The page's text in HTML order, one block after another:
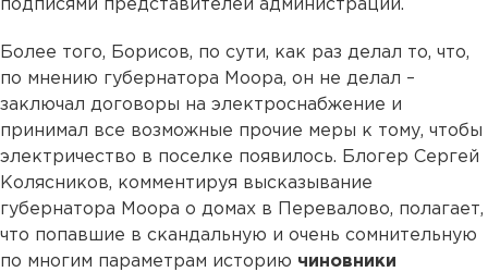
подписями представителей администрации.
Более того, Борисов, по сути, как раз делал то, что,
по мнению губернатора Моора, он не делал –
заключал договоры на электроснабжение и
принимал все возможные прочие меры к тому, чтобы
электричество в поселке появилось. Блогер Сергей
Колясников, комментируя высказывание
губернатора Моора о домах в Перевалово, полагает,
что попавшие в скандальную и очень сомнительную
по многим параметрам историю чиновники